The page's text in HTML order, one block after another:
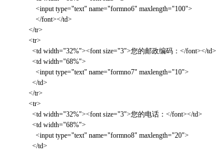
<input type="text" name="formno6" maxlength="100">
</font></td>
</tr>
<tr>
<td width="32%"><font size="3">您的邮政编码：</font></td>
<td width="68%">
<input type="text" name="formno7" maxlength="10">
</td>
</tr>
<tr>
<td width="32%"><font size="3">您的电话：</font></td>
<td width="68%">
<input type="text" name="formno8" maxlength="20">
</td>